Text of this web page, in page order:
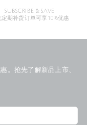
SUBSCRIBE & SAVE
定期补货订单可享10%优惠
。抢先了解新品上市、